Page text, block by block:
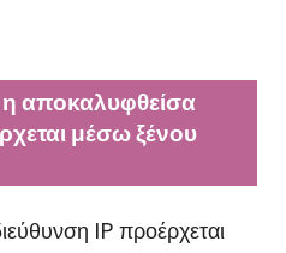
αποκαλυφθείσα
μέσω ξένου
IP προέρχεται